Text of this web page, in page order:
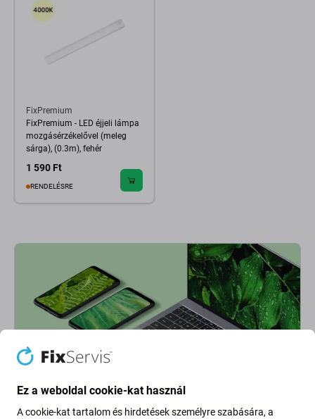
FixPremium
FixPremium - LED éjjeli lámpa
mozgásérzékelővel (meleg
sárga), (0.3m), fehér
1 590 Ft
RENDELÉSRE
Going Green
Ez a weboldal cookie-kat használ
A cookie-kat tartalom és hirdetések személyre szabására, a